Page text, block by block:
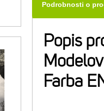
Podrobnosti o
Popis
Farba